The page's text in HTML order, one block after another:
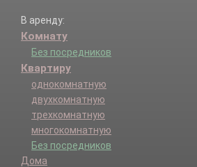
В аренду:
Комнату
Без посредников
Квартиру
однокомнатную
двухкомнатную
трехкомнатную
многокомнатную
Без посредников
Дома